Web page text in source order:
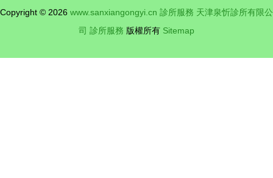
Copyright © 2026 www.sanxiangongyi.cn 診所服務 天津泉忻診所有限公
司 診所服務 版權所有 Sitemap